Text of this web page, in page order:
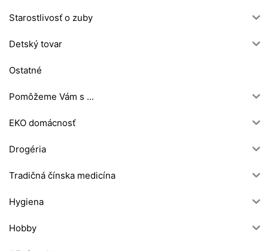
Starostlivosť o zuby
Detský tovar
Ostatné
Pomôžeme Vám s ...
EKO domácnosť
Drogéria
Tradičná čínska medicína
Hygiena
Hobby